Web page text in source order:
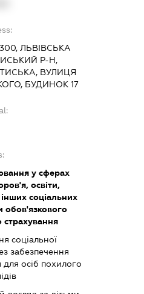
ЛЬВІВСЬКА
Р-Н,
ВУЛИЦЯ
БУДИНОК 17
у сферах
освіти,
соціальних
обов'язкового
страхування
соціальної
забезпечення
осіб похилого